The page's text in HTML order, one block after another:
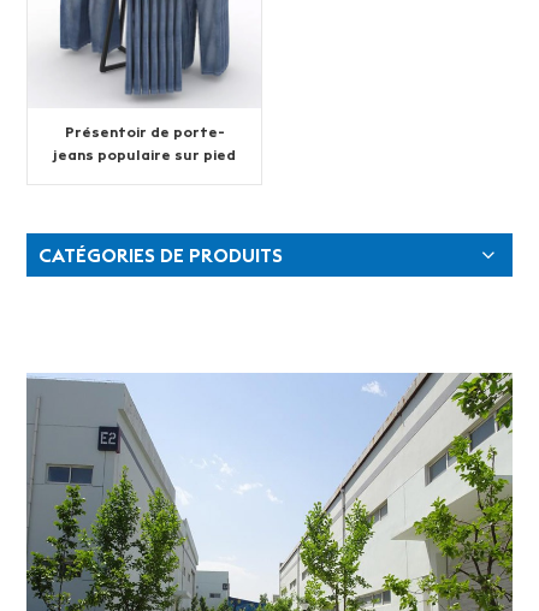
Présentoir de porte-
jeans populaire sur pied
CATÉGORIES DE PRODUITS